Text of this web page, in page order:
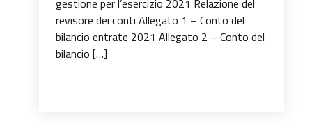
gestione per l’esercizio 2021 Relazione del
revisore dei conti Allegato 1 – Conto del
bilancio entrate 2021 Allegato 2 – Conto del
bilancio […]